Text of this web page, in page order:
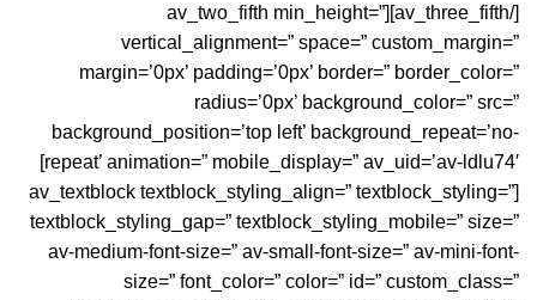
[/av_three_fifth][av_two_fifth min_height=”
vertical_alignment=” space=” custom_margin=”
margin=’0px’ padding=’0px’ border=” border_color=”
radius=’0px’ background_color=” src=”
background_position=’top left’ background_repeat=’no-
repeat’ animation=” mobile_display=” av_uid=’av-ldlu74′]
[av_textblock textblock_styling_align=” textblock_styling=”
textblock_styling_gap=” textblock_styling_mobile=” size=”
av-medium-font-size=” av-small-font-size=” av-mini-font-
size=” font_color=” color=” id=” custom_class=”